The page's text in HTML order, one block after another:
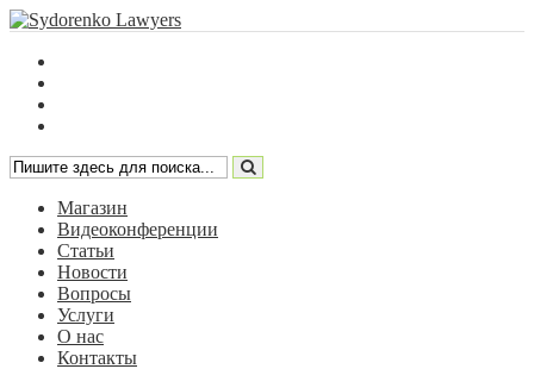
Магазин
Видеоконференции
Статьи
Новости
Вопросы
Услуги
О нас
Контакты